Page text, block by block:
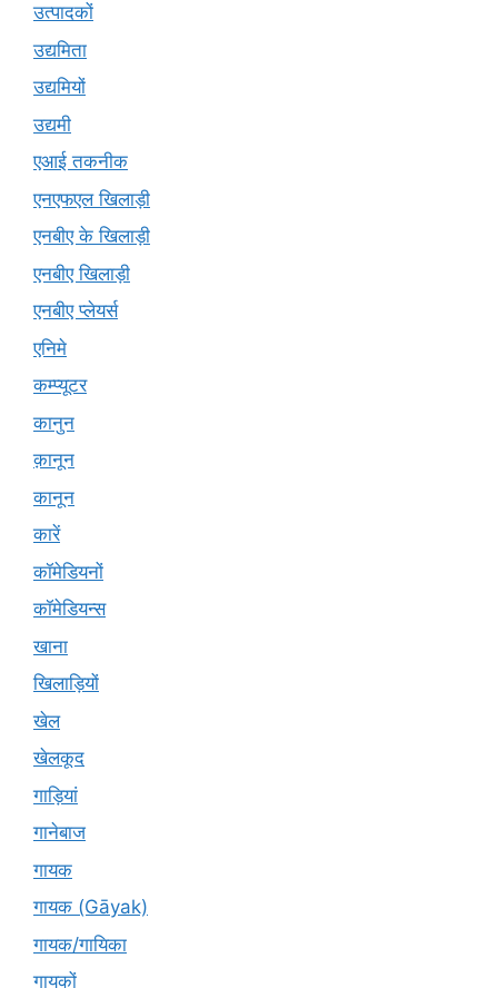
उत्पादकों
उद्यमिता
उद्यमियों
उद्यमी
एआई तकनीक
एनएफएल खिलाड़ी
एनबीए के खिलाड़ी
एनबीए खिलाड़ी
एनबीए प्लेयर्स
एनिमे
कम्प्यूटर
कानुन
क़ानून
कानून
कारें
कॉमेडियनों
कॉमेडियन्स
खाना
खिलाड़ियों
खेल
खेलकूद
गाड़ियां
गानेबाज
गायक
गायक (Gāyak)
गायक/गायिका
गायकों